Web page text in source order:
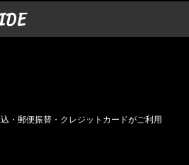
・郵便振替・クレジットカードがご利用